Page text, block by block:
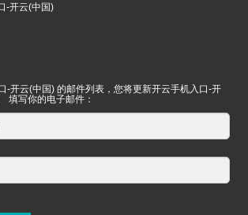
-开云(中国)
-开云(中国) 的邮件列表，您将更新开云手机入口-开
填写你的电子邮件：